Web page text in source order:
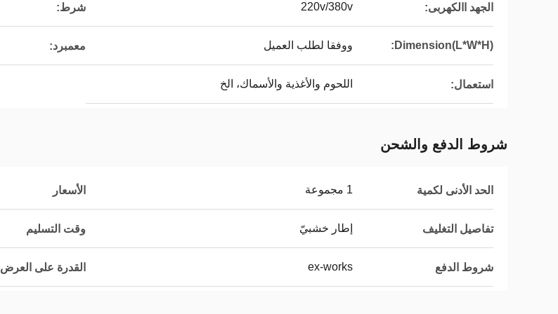
الجهد االكهربى: 220v/380v شرط:
Dimension(L*W*H): ووفقا لطلب العميل معمبرد:
استعمال: اللحوم والأغذية والأسماك، الخ
شروط الدفع والشحن
الحد الأدنى لكمية 1 مجموعة الأسعار
تفاصيل التغليف إطار خشبيّ وقت التسليم
شروط الدفع ex-works القدرة على العرض